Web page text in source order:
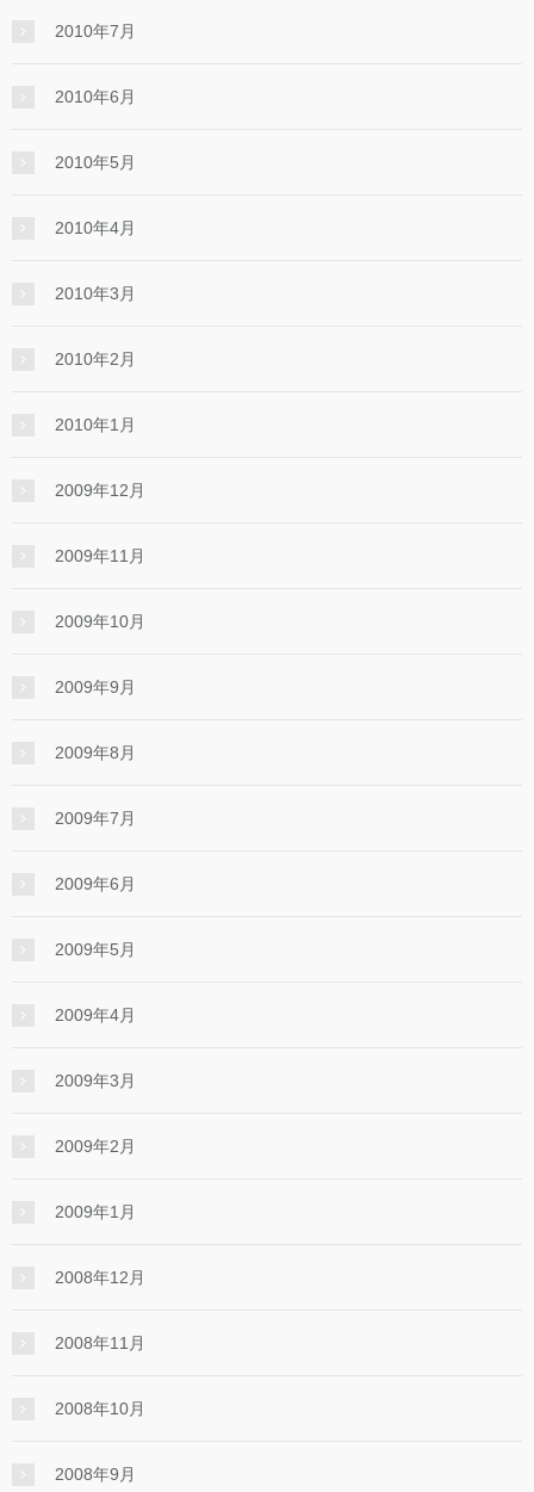
2010年7月
2010年6月
2010年5月
2010年4月
2010年3月
2010年2月
2010年1月
2009年12月
2009年11月
2009年10月
2009年9月
2009年8月
2009年7月
2009年6月
2009年5月
2009年4月
2009年3月
2009年2月
2009年1月
2008年12月
2008年11月
2008年10月
2008年9月